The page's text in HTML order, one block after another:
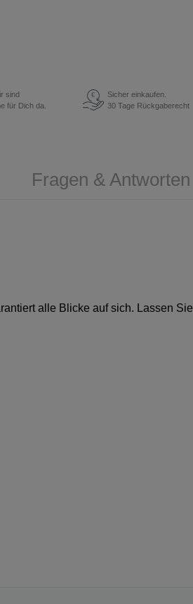
sind
für Dich da.
€
Sicher einkaufen.
30 Tage Rückgaberecht
Fragen & Antworten
alle Blicke auf sich. Lassen Sie